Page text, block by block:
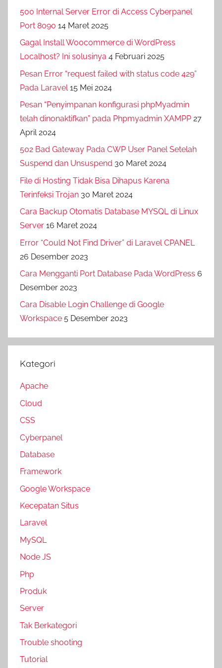
500 Internal Server Error di Access Cyberpanel
Port 8090 14 Maret 2025
Gagal Install Woocommerce di WordPress
Localhost? Ini solusinya 4 Februari 2025
Pesan Error “request failed with status code 429”
Pada Laravel 15 Mei 2024
Pesan “Penyimpanan konfigurasi phpMyadmin
telah dinonaktifkan” pada Phpmyadmin XAMPP 27
April 2024
502 Bad Gateway Pada CWP User Panel Setelah
Suspend dan Unsuspend 30 Maret 2024
File di Hosting Tidak Bisa Dihapus Karena
Terinfeksi Trojan 30 Maret 2024
Cara Backup Otomatis Database MYSQL di Linux
Server 16 Maret 2024
Error “Could Not Find Driver” di Laravel CPANEL
26 Desember 2023
Cara Mengganti Port Database Pada WordPress 6
Desember 2023
Cara Disable Login Challenge di Google
Workspace 5 Desember 2023
Kategori
Apache
Cloud
CSS
Cyberpanel
Database
Framework
Google Workspace
Kecepatan Situs
Laravel
MySQL
Node JS
Php
Produk
Server
Tak Berkategori
Trouble shooting
Tutorial